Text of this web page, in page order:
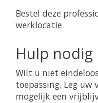
Bestel deze
werklocatie.
Hulp nodig
Wilt u niet
toepassing. Leg uw
mogelijk een